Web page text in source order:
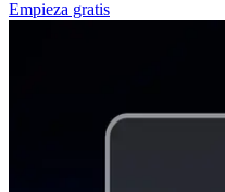
Empieza gratis